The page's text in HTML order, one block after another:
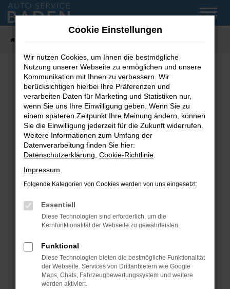
Zum
Hauptinhalt
MENÜ
Fehler: Network Error
Beim Laden ist ein Fehler aufgetreten.
Hier sind ein paar Tipps, die dir helfen können:
Überprüfe deine Firewall und deine
Internetverbindung.
Laden andere Webseiten, zum Beispiel deine
Suchmaschine?
Prüfe deine Browsererweiterungen.
können das Laden bestimmter Seiten
verhindern. Funktioniert die Seite in einem
Fenster?
Starte dein Gerät neu.
Das kann manchmal helfen, vorübergehende
Probleme zu beheben.
Cookie Einstellungen
Wir nutzen Cookies, um Ihnen die bestmögliche
Nutzung unserer Webseite zu ermöglichen und unsere
Kommunikation mit Ihnen zu verbessern. Wir
berücksichtigen hierbei Ihre Präferenzen und
verarbeiten Daten für Marketing und Statistiken nur,
wenn Sie uns Ihre Einwilligung geben. Wenn Sie zu
einem späteren Zeitpunkt Ihre Meinung ändern, können
Sie die Einwilligung jederzeit für die Zukunft widerrufen.
Weitere Informationen zum Umfang der
Datenverarbeitung finden Sie hier:
Datenschutzerklärung Cookie-Richtlinie
Impressum
Folgende Kategorien von Cookies werden von uns eingesetzt:
Essentiell
Diese Technologien sind erforderlich, um die
Kernfunktionalität der Webseite zu gewährleisten.
Funktional
Diese Technologien bieten die bestmögliche Funktionalität
der Webseite. Services von Drittanbietern wie Google
Maps, Chats, Fahrzeugbewertungssystem und weitere
werden aktiviert.